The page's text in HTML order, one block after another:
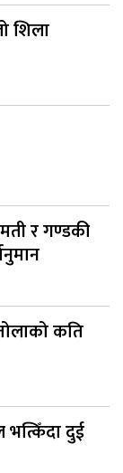
शिला
र गण्डकी
कति
भत्किँदा दुई